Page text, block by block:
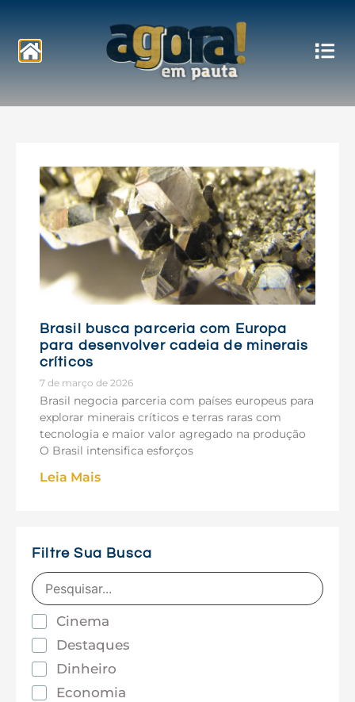
Notícias
Brasil busca parceria com Europa
para desenvolver cadeia de minerais
críticos
7 de março de 2026
Brasil negocia parceria com países europeus para
explorar minerais críticos e terras raras com
tecnologia e maior valor agregado na produção
O Brasil intensifica esforços
Leia Mais
Filtre Sua Busca
Cinema
Destaques
Dinheiro
Economia